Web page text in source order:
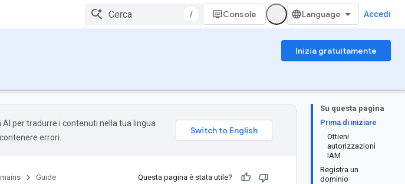
/ Console Accedi
Inizia gratuitamente
Su questa pagina
Prima di iniziare
Ottieni
autorizzazioni
IAM
Registra un
dominio
per tradurre i contenuti nella tua lingua
errori.
Guide Questa pagina è stata utile?